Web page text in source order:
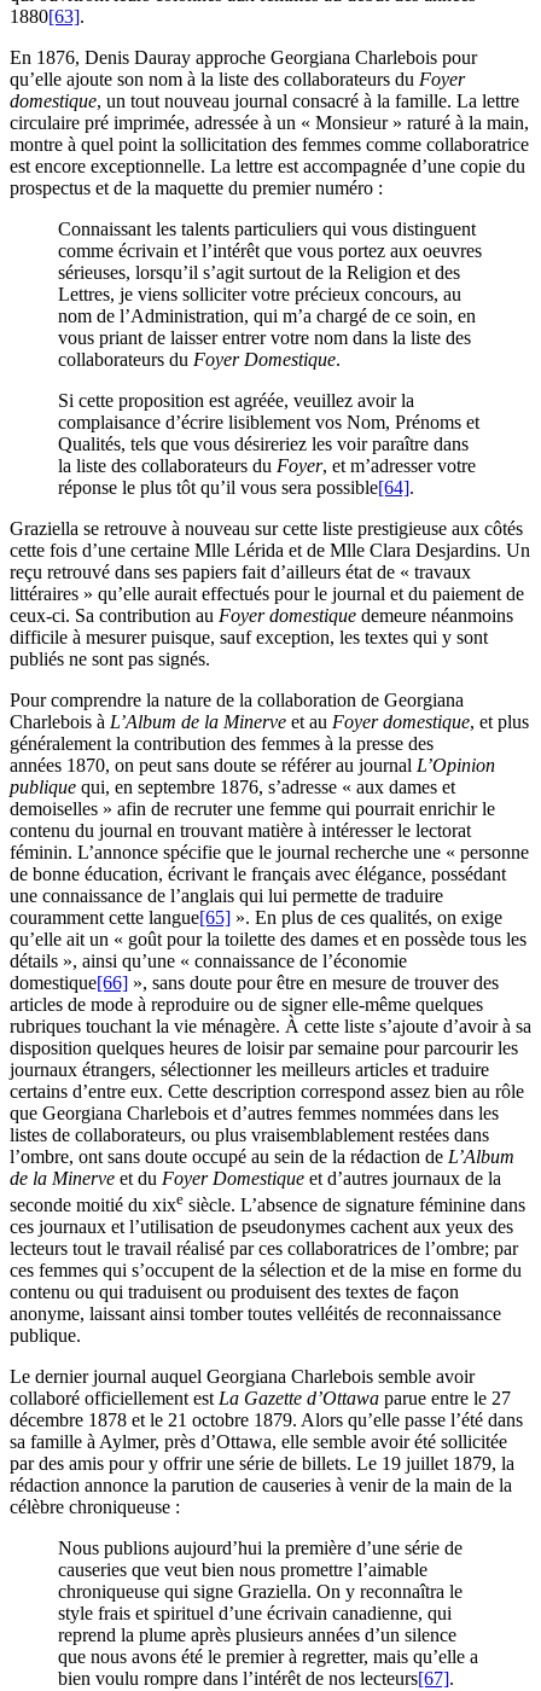
1880[63].
En 1876, Denis Dauray approche Georgiana Charlebois pour
qu’elle ajoute son nom à la liste des collaborateurs du Foyer
domestique, un tout nouveau journal consacré à la famille. La lettre
circulaire pré imprimée, adressée à un « Monsieur » raturé à la main,
montre à quel point la sollicitation des femmes comme collaboratrice
est encore exceptionnelle. La lettre est accompagnée d’une copie du
prospectus et de la maquette du premier numéro :
Connaissant les talents particuliers qui vous distinguent
comme écrivain et l’intérêt que vous portez aux oeuvres
sérieuses, lorsqu’il s’agit surtout de la Religion et des
Lettres, je viens solliciter votre précieux concours, au
nom de l’Administration, qui m’a chargé de ce soin, en
vous priant de laisser entrer votre nom dans la liste des
collaborateurs du Foyer Domestique.
Si cette proposition est agréée, veuillez avoir la
complaisance d’écrire lisiblement vos Nom, Prénoms et
Qualités, tels que vous désireriez les voir paraître dans
la liste des collaborateurs du Foyer, et m’adresser votre
réponse le plus tôt qu’il vous sera possible[64].
Graziella se retrouve à nouveau sur cette liste prestigieuse aux côtés
cette fois d’une certaine Mlle Lérida et de Mlle Clara Desjardins. Un
reçu retrouvé dans ses papiers fait d’ailleurs état de « travaux
littéraires » qu’elle aurait effectués pour le journal et du paiement de
ceux-ci. Sa contribution au Foyer domestique demeure néanmoins
difficile à mesurer puisque, sauf exception, les textes qui y sont
publiés ne sont pas signés.
Pour comprendre la nature de la collaboration de Georgiana
Charlebois à L’Album de la Minerve et au Foyer domestique, et plus
généralement la contribution des femmes à la presse des
années 1870, on peut sans doute se référer au journal L’Opinion
publique qui, en septembre 1876, s’adresse « aux dames et
demoiselles » afin de recruter une femme qui pourrait enrichir le
contenu du journal en trouvant matière à intéresser le lectorat
féminin. L’annonce spécifie que le journal recherche une « personne
de bonne éducation, écrivant le français avec élégance, possédant
une connaissance de l’anglais qui lui permette de traduire
couramment cette langue[65] ». En plus de ces qualités, on exige
qu’elle ait un « goût pour la toilette des dames et en possède tous les
détails », ainsi qu’une « connaissance de l’économie
domestique[66] », sans doute pour être en mesure de trouver des
articles de mode à reproduire ou de signer elle-même quelques
rubriques touchant la vie ménagère. À cette liste s’ajoute d’avoir à sa
disposition quelques heures de loisir par semaine pour parcourir les
journaux étrangers, sélectionner les meilleurs articles et traduire
certains d’entre eux. Cette description correspond assez bien au rôle
que Georgiana Charlebois et d’autres femmes nommées dans les
listes de collaborateurs, ou plus vraisemblablement restées dans
l’ombre, ont sans doute occupé au sein de la rédaction de L’Album
de la Minerve et du Foyer Domestique et d’autres journaux de la
seconde moitié du xixe siècle. L’absence de signature féminine dans
ces journaux et l’utilisation de pseudonymes cachent aux yeux des
lecteurs tout le travail réalisé par ces collaboratrices de l’ombre; par
ces femmes qui s’occupent de la sélection et de la mise en forme du
contenu ou qui traduisent ou produisent des textes de façon
anonyme, laissant ainsi tomber toutes velléités de reconnaissance
publique.
Le dernier journal auquel Georgiana Charlebois semble avoir
collaboré officiellement estLa Gazette d’Ottawa parue entre le 27
décembre 1878 et le 21 octobre 1879. Alors qu’elle passe l’été dans
sa famille à Aylmer, près d’Ottawa, elle semble avoir été sollicitée
par des amis pour y offrir une série de billets. Le 19 juillet 1879, la
rédaction annonce la parution de causeries à venir de la main de la
célèbre chroniqueuse :
Nous publions aujourd’hui la première d’une série de
causeries que veut bien nous promettre l’aimable
chroniqueuse qui signe Graziella. On y reconnaîtra le
style frais et spirituel d’une écrivain canadienne, qui
reprend la plume après plusieurs années d’un silence
que nous avons été le premier à regretter, mais qu’elle a
bien voulu rompre dans l’intérêt de nos lecteurs[67].